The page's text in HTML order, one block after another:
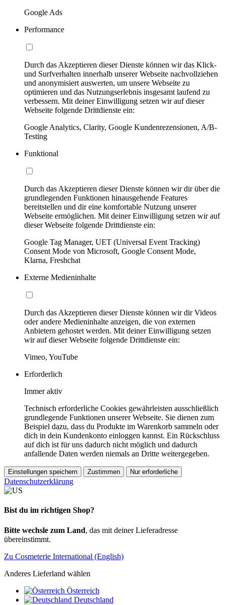
Google Ads
Performance
Durch das Akzeptieren dieser Dienste können wir das Klick-
und Surfverhalten innerhalb unserer Webseite nachvollziehen
und anonymisiert auswerten, um unsere Webseite zu
optimieren und das Nutzungserlebnis insgesamt laufend zu
verbessern. Mit deiner Einwilligung setzen wir auf dieser
Webseite folgende Drittdienste ein:
Google Analytics, Clarity, Google Kundenrezensionen, A/B-
Testing
Funktional
Durch das Akzeptieren dieser Dienste können wir dir über die
grundlegenden Funktionen hinausgehende Features
bereitstellen und dir eine komfortable Nutzung unserer
Webseite ermöglichen. Mit deiner Einwilligung setzen wir auf
dieser Webseite folgende Drittdienste ein:
Google Tag Manager, UET (Universal Event Tracking)
Consent Mode von Microsoft, Google Consent Mode,
Klarna, Freshchat
Externe Medieninhalte
Durch das Akzeptieren dieser Dienste können wir dir Videos
oder andere Medieninhalte anzeigen, die von externen
Anbietern gehostet werden. Mit deiner Einwilligung setzen
wir auf dieser Webseite folgende Drittdienste ein:
Vimeo, YouTube
Erforderlich
Immer aktiv
Technisch erforderliche Cookies gewährleisten ausschließlich
grundlegende Funktionen unserer Webseite. Sie dienen zum
Beispiel dazu, dass du Produkte im Warenkorb sammeln oder
dich in dein Kundenkonto einloggen kannst. Ein Rückschluss
auf dich ist für uns dadurch nicht möglich und dadurch
anfallende Daten werden niemals an Dritte weitergegeben.
Einstellungen speichern Zustimmen Nur erforderliche
Datenschutzerklärung
Bist du im richtigen Shop?
Bitte wechsle zum Land, das mit deiner Lieferadresse
übereinstimmt.
Zu Cosmeterie International (English)
Anderes Lieferland wählen
Österreich
Deutschland